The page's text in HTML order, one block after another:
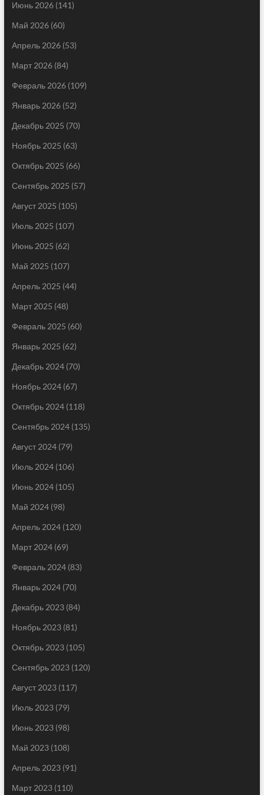
Июнь 2026(141)
Май 2026(60)
Апрель 2026(53)
Март 2026(84)
Февраль 2026(109)
Январь 2026(52)
Декабрь 2025 (70)
Ноябрь 2025 (63)
Октябрь 2025 (66)
Сентябрь 2025 (57)
Август 2025 (105)
Июль 2025 (107)
Июнь 2025 (62)
Май 2025 (107)
Апрель 2025 (44)
Март 2025 (48)
Февраль 2025 (60)
Январь 2025 (62)
Декабрь 2024(70)
Ноябрь 2024(67)
Октябрь 2024(118)
Сентябрь 2024(135)
Август 2024(79)
Июль 2024(106)
Июнь 2024(105)
Май 2024(98)
Апрель 2024(120)
Март 2024(69)
Февраль 2024(83)
Январь 2024(70)
Декабрь 2023(84)
Ноябрь 2023(81)
Октябрь 2023(105)
Сентябрь 2023(120)
Август 2023(117)
Июль 2023(79)
Июнь 2023(98)
Май 2023(108)
Апрель 2023(91)
Март 2023(110)